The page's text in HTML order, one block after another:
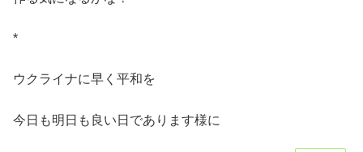
*
ウクライナに早く平和を
今日も明日も良い日であります様に